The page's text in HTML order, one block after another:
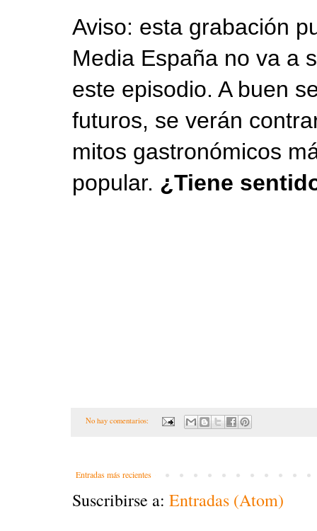
Aviso: esta grabación
Media España no va a
este episodio. A buen
futuros, se verán
mitos gastronómicos
popular. ¿Tiene
No hay comentarios:
Entradas más recientes
Suscribirse a: Entradas (Atom)